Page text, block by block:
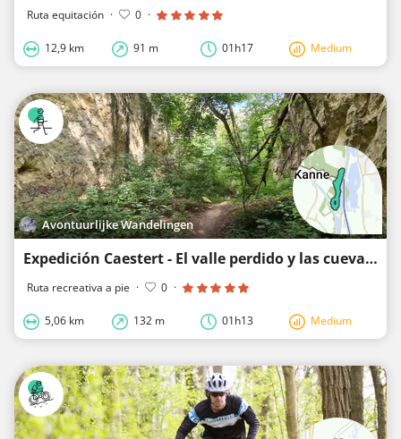
Ruta equitación · 0 ·
12,9 km 91 m 01h17 Medium
Avontuurlijke Wandelingen
Expedición Caestert - El valle perdido y las cuevas de yeso ocultas
Ruta recreativa a pie · 0 ·
5,06 km 132 m 01h13 Medium